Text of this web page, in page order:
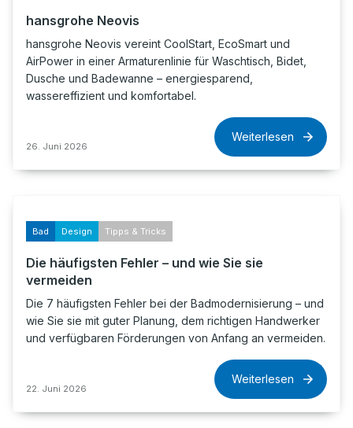
hansgrohe Neovis
hansgrohe Neovis vereint CoolStart, EcoSmart und
AirPower in einer Armaturenlinie für Waschtisch, Bidet,
Dusche und Badewanne – energiesparend,
wassereffizient und komfortabel.
26. Juni 2026
Weiterlesen
Bad Design Tipps & Tricks
Die häufigsten Fehler – und wie Sie sie
vermeiden
Die 7 häufigsten Fehler bei der Badmodernisierung – und
wie Sie sie mit guter Planung, dem richtigen Handwerker
und verfügbaren Förderungen von Anfang an vermeiden.
22. Juni 2026
Weiterlesen